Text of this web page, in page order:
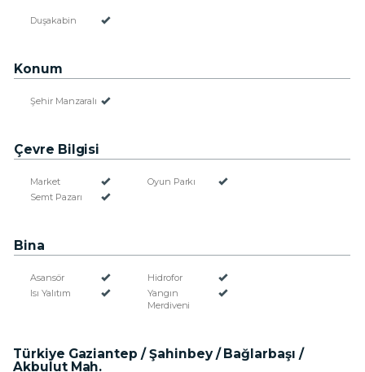
Duşakabin
Konum
Şehir Manzaralı
Çevre Bilgisi
Market
Oyun Parkı
Semt Pazarı
Bina
Asansör
Hidrofor
Isı Yalıtım
Yangın
Merdiveni
Türkiye Gaziantep / Şahinbey/ Bağlarbaşı /
Akbulut Mah.